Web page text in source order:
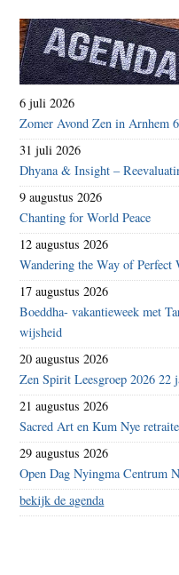
6 juli 2026
Zomer Avond Zen in Arnhem
31 juli 2026
Dhyana & Insight –
9 augustus 2026
Chanting for World Peace
12 augustus 2026
Wandering the Way of Perfect
17 augustus 2026
Boeddha- vakantieweek met
wijsheid
20 augustus 2026
Zen Spirit Leesgroep 2026 22
21 augustus 2026
Sacred Art en Kum Nye retraite
29 augustus 2026
Open Dag Nyingma Centrum
bekijk de agenda